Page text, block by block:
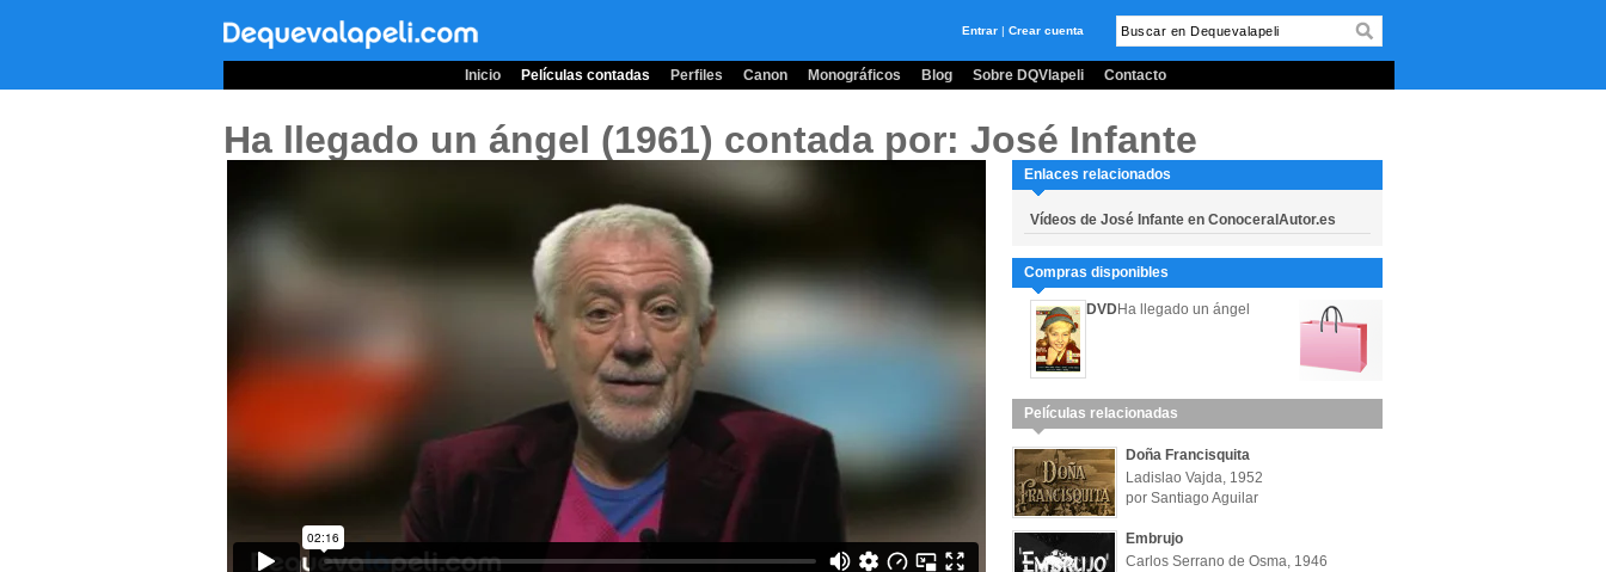
Entrar | Crear cuenta
Inicio Películas contadas Perfiles Canon Monográficos Blog Sobre DQVlapeli Contacto
Ha llegado un ángel (1961) contada por: José Infante
Enlaces relacionados
Vídeos de José Infante en ConoceralAutor.es
Compras disponibles
DVDHa llegado un ángel
Películas relacionadas
Doña Francisquita
Ladislao Vajda, 1952
por Santiago Aguilar
Embrujo
Carlos Serrano de Osma, 1946